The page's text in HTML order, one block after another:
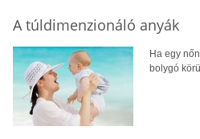
A túldimenzionáló anyák
Ha egy
bolygó